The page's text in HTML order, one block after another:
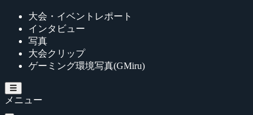
大会・イベントレポート
インタビュー
写真
大会クリップ
ゲーミング環境写真(GMiru)
メニュー